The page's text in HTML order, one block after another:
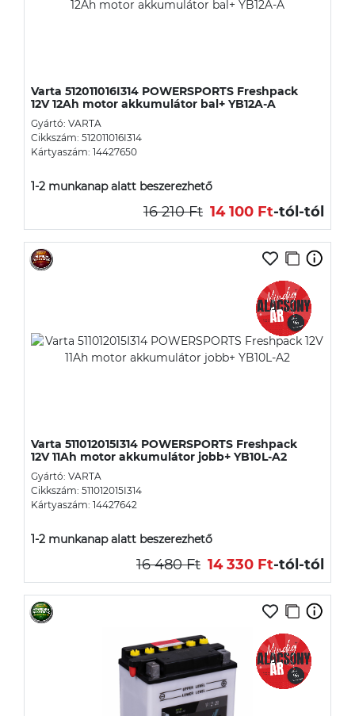
Varta 512011016I314 POWERSPORTS Freshpack
12V 12Ah motor akkumulátor bal+ YB12A-A
Gyártó: VARTA
Cikkszám: 512011016I314
Kártyaszám: 14427650
1-2 munkanap alatt beszerezhető
16 210 Ft 14 100 Ft-tól-tól
Varta 511012015I314 POWERSPORTS Freshpack
12V 11Ah motor akkumulátor jobb+ YB10L-A2
Gyártó: VARTA
Cikkszám: 511012015I314
Kártyaszám: 14427642
1-2 munkanap alatt beszerezhető
16 480 Ft 14 330 Ft-tól-tól